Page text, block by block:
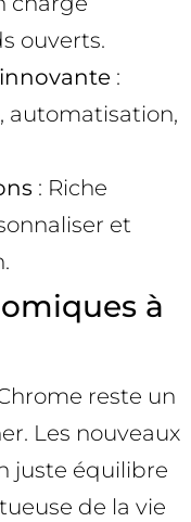
ouverts.
:
automatisation,
: Riche
et
à
reste un
Les nouveaux
juste équilibre
de la vie